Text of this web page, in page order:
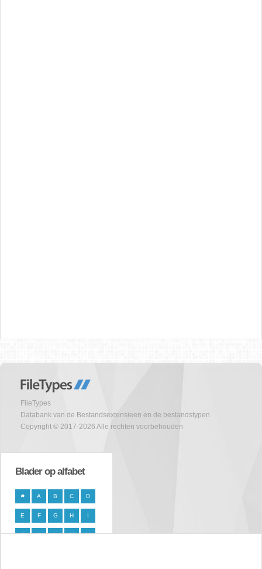
FileTypes
Databank van de Bestandsextensieen en de bestandstypen
Copyright © 2017-2026 Alle rechten voorbehouden
Blader op alfabet
# A B C D
E F G H I
J K L M N